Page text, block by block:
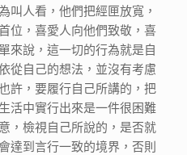
叫人看，他們把經匣放寬，
位，喜愛人向他們致敬，喜
來說，這一切的行為就是自
從自己的想法，並沒有考慮
許，要履行自己所講的，把
活中實行出來是一件很困難
，檢視自己所說的，是否就
達到言行一致的境界，否則